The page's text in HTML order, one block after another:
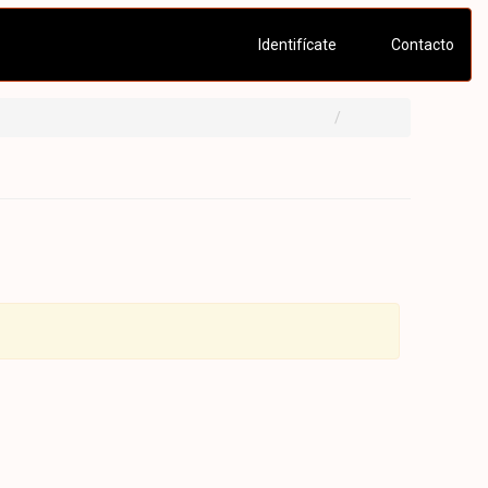
Identifícate Contacto